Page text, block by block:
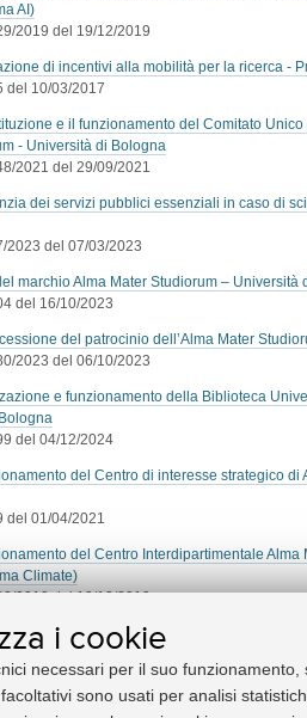
i cookie
necessari per il suo
sono usati per analisi
AI)
2019 del 19/12/2019
di incentivi alla mobilità per la ricerca -
del 10/03/2017
e il funzionamento del Comitato
- Università di Bologna
2021 del 29/09/2021
dei servizi pubblici essenziali in caso di
2023 del 07/03/2023
marchio Alma Mater Studiorum – Università
del 16/10/2023
del patrocinio dell’Alma Mater
2023 del 06/10/2023
e funzionamento della Biblioteca
del 04/12/2024
del Centro di interesse strategico di
del 01/04/2021
del Centro Interdipartimentale
Climate)
2019 del 19/12/2019
studenti volontari dell'Alma Mater
del 15/12/2021
del Comitato Etico per la Ricerca